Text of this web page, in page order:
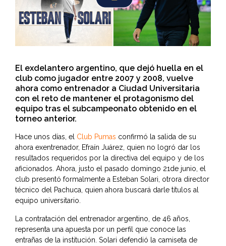
El exdelantero argentino, que dejó huella en el
club como jugador entre 2007 y 2008, vuelve
ahora como entrenador a Ciudad Universitaria
con el reto de mantener el protagonismo del
equipo tras el subcampeonato obtenido en el
torneo anterior.
Hace unos días, el Club Pumas confirmó la salida de su
ahora exentrenador, Efraín Juárez, quien no logró dar los
resultados requeridos por la directiva del equipo y de los
aficionados. Ahora, justo el pasado domingo 21de junio, el
club presentó formalmente a Esteban Solari, otrora director
técnico del Pachuca, quien ahora buscará darle títulos al
equipo universitario.
La contratación del entrenador argentino, de 46 años,
representa una apuesta por un perfil que conoce las
entrañas de la institución. Solari defendió la camiseta de